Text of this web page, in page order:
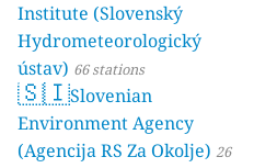
Institute (Slovenský
Hydrometeorologický
ústav) 66 stations
🇸🇮Slovenian
Environment Agency
(Agencija RS Za Okolje) 26